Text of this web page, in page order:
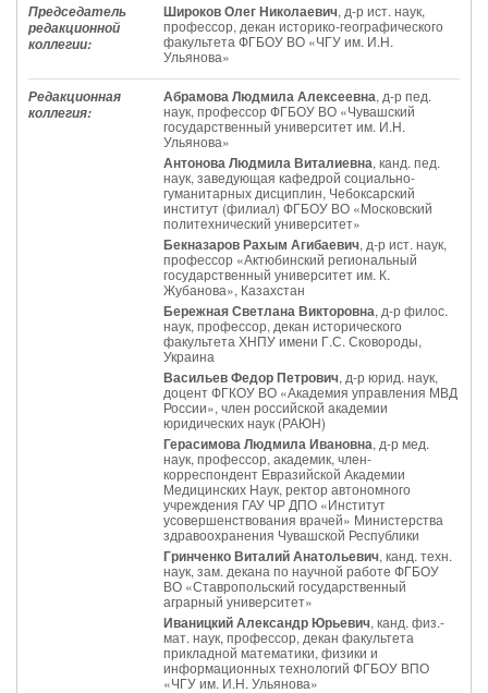
Председатель
редакционной
коллегии:
Широков Олег Николаевич, д-р ист. наук,
профессор, декан историко-географического
факультета ФГБОУ ВО «ЧГУ им. И.Н.
Ульянова»
Редакционная
коллегия:
Абрамова Людмила Алексеевна, д-р пед.
наук, профессор ФГБОУ ВО «Чувашский
государственный университет им. И.Н.
Ульянова»
Антонова Людмила Виталиевна, канд. пед.
наук, заведующая кафедрой социально-
гуманитарных дисциплин, Чебоксарский
институт (филиал) ФГБОУ ВО «Московский
политехнический университет»
Бекназаров Рахым Агибаевич, д-р ист. наук,
профессор «Актюбинский региональный
государственный университет им. К.
Жубанова», Казахстан
Бережная Светлана Викторовна, д-р филос.
наук, профессор, декан исторического
факультета ХНПУ имени Г.С. Сковороды,
Украина
Васильев Федор Петрович, д-р юрид. наук,
доцент ФГКОУ ВО «Академия управления МВД
России», член российской академии
юридических наук (РАЮН)
Герасимова Людмила Ивановна, д-р мед.
наук, профессор, академик, член-
корреспондент Евразийской Академии
Медицинских Наук, ректор автономного
учреждения ГАУ ЧР ДПО «Институт
усовершенствования врачей» Министерства
здравоохранения Чувашской Республики
Гринченко Виталий Анатольевич, канд. техн.
наук, зам. декана по научной работе ФГБОУ
ВО «Ставропольский государственный
аграрный университет»
Иваницкий Александр Юрьевич, канд. физ.-
мат. наук, профессор, декан факультета
прикладной математики, физики и
информационных технологий ФГБОУ ВПО
«ЧГУ им. И.Н. Ульянова»